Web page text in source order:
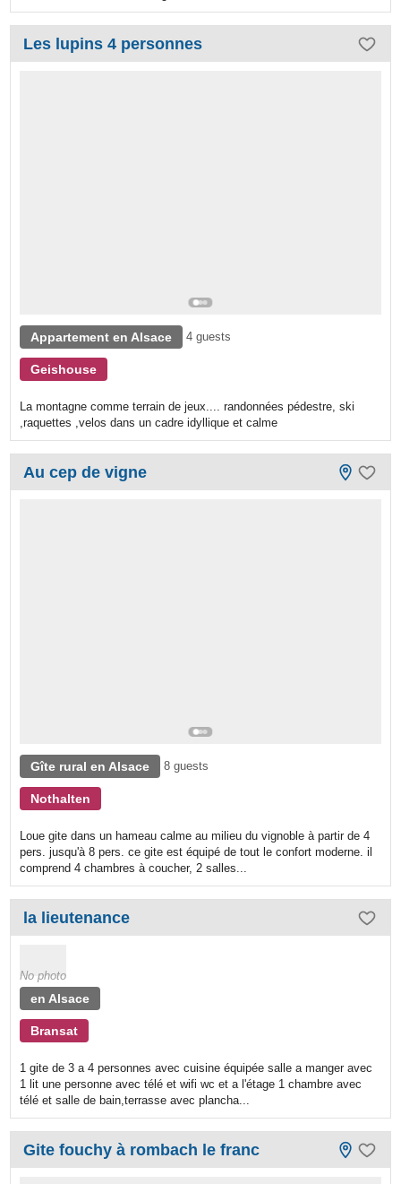
Les lupins 4 personnes
Appartement en Alsace 4 guests
Geishouse
La montagne comme terrain de jeux.... randonnées pédestre, ski
,raquettes ,velos dans un cadre idyllique et calme
Au cep de vigne
Gîte rural en Alsace 8 guests
Nothalten
Loue gite dans un hameau calme au milieu du vignoble à partir de 4
pers. jusqu'à 8 pers. ce gite est équipé de tout le confort moderne. il
comprend 4 chambres à coucher, 2 salles...
la lieutenance
No photo
en Alsace
Bransat
1 gite de 3 a 4 personnes avec cuisine équipée salle a manger avec
1 lit une personne avec télé et wifi wc et a l'étage 1 chambre avec
télé et salle de bain,terrasse avec plancha...
Gite fouchy à rombach le franc